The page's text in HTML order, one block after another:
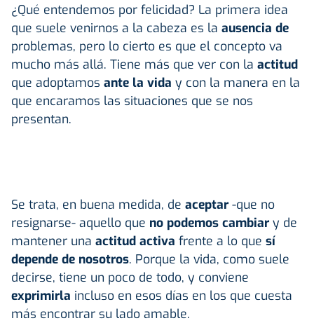
¿Qué entendemos por felicidad? La primera idea
que suele venirnos a la cabeza es la ausencia de
problemas, pero lo cierto es que el concepto va
mucho más allá. Tiene más que ver con la actitud
que adoptamos ante la vida y con la manera en la
que encaramos las situaciones que se nos
presentan.
Se trata, en buena medida, de aceptar -que no
resignarse- aquello que no podemos cambiar y de
mantener una actitud activa frente a lo que sí
depende de nosotros. Porque la vida, como suele
decirse, tiene un poco de todo, y conviene
exprimirla incluso en esos días en los que cuesta
más encontrar su lado amable.